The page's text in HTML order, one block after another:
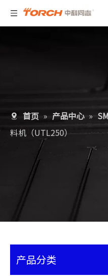
首页 » 产品中心 »
料机（UTL250）
产品分类